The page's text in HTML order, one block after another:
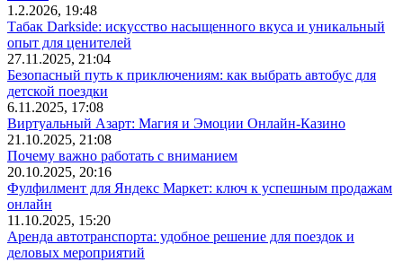
1.2.2026, 19:48
Табак Darkside: искусство насыщенного вкуса и уникальный
опыт для ценителей
27.11.2025, 21:04
Безопасный путь к приключениям: как выбрать автобус для
детской поездки
6.11.2025, 17:08
Виртуальный Азарт: Магия и Эмоции Онлайн-Казино
21.10.2025, 21:08
Почему важно работать с вниманием
20.10.2025, 20:16
Фулфилмент для Яндекс Маркет: ключ к успешным продажам
онлайн
11.10.2025, 15:20
Аренда автотранспорта: удобное решение для поездок и
деловых мероприятий